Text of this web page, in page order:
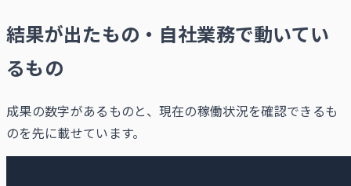
結果が出たもの・自社業務で動いてい
るもの
成果の数字があるものと、現在の稼働状況を確認できるも
のを先に載せています。